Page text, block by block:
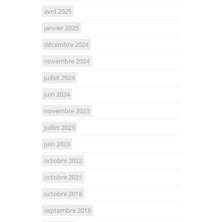
avril 2025
janvier 2025
décembre 2024
novembre 2024
juillet 2024
juin 2024
novembre 2023
juillet 2023
juin 2023
octobre 2022
octobre 2021
octobre 2018
septembre 2018